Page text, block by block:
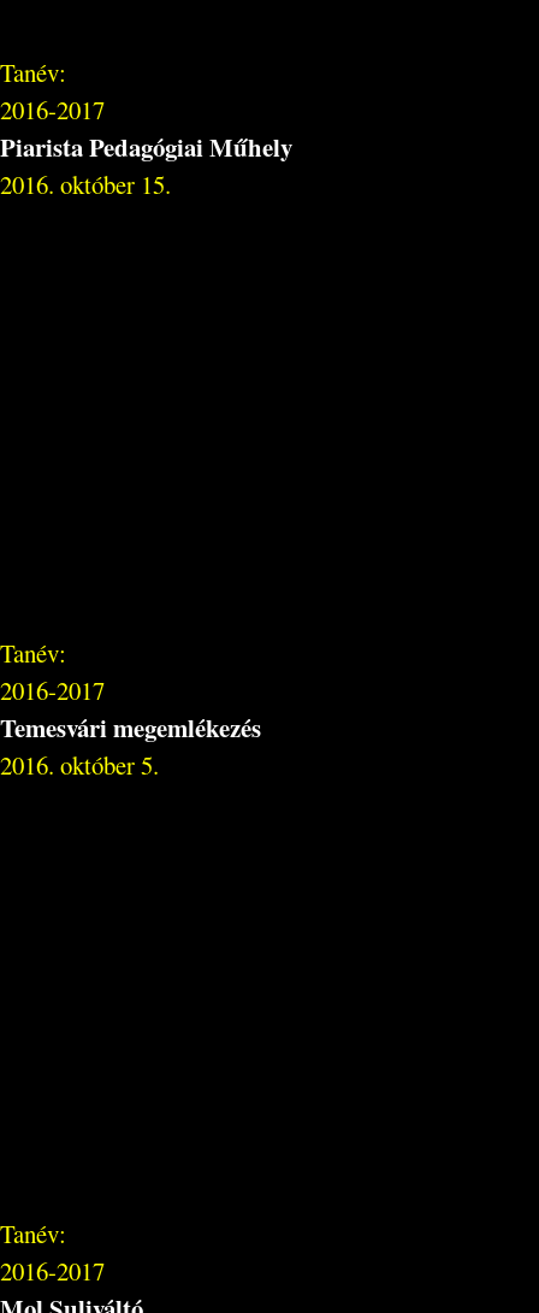
Tanév:
2016-2017
Piarista Pedagógiai Műhely
2016. október 15.
Tanév:
2016-2017
Temesvári megemlékezés
2016. október 5.
Tanév:
2016-2017